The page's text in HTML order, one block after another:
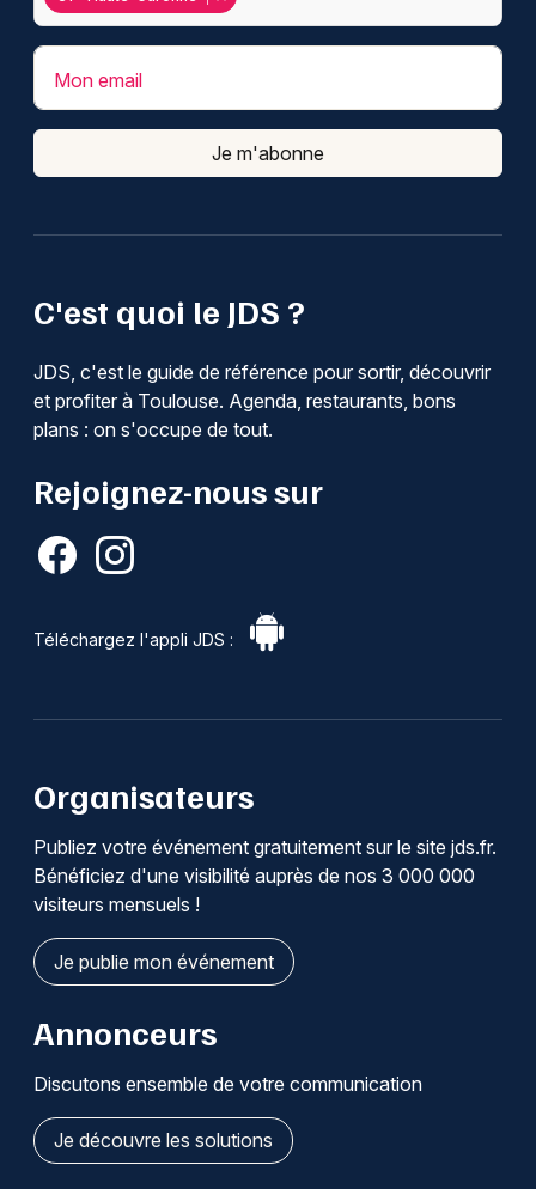
C'est quoi le JDS ?
JDS, c'est le guide de référence pour sortir, découvrir
et profiter à Toulouse. Agenda, restaurants, bons
plans : on s'occupe de tout.
Rejoignez-nous sur
Téléchargez l'appli JDS :
Mon email
Je m'abonne
Organisateurs
Publiez votre événement gratuitement sur le site jds.fr.
Bénéficiez d'une visibilité auprès de nos 3 000 000
visiteurs mensuels !
Je publie mon événement
Annonceurs
Discutons ensemble de votre communication
Je découvre les solutions